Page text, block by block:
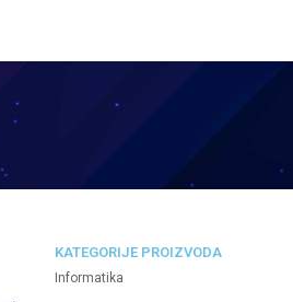
KATEGORIJE PROIZVODA
Informatika